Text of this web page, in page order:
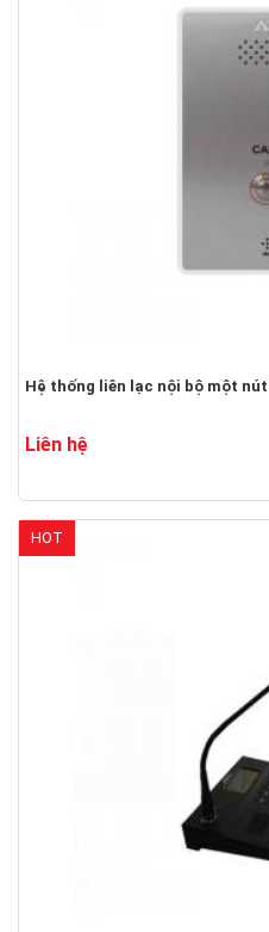
Hệ thống liên lạc nội bộ một nút
Liên hệ
HOT